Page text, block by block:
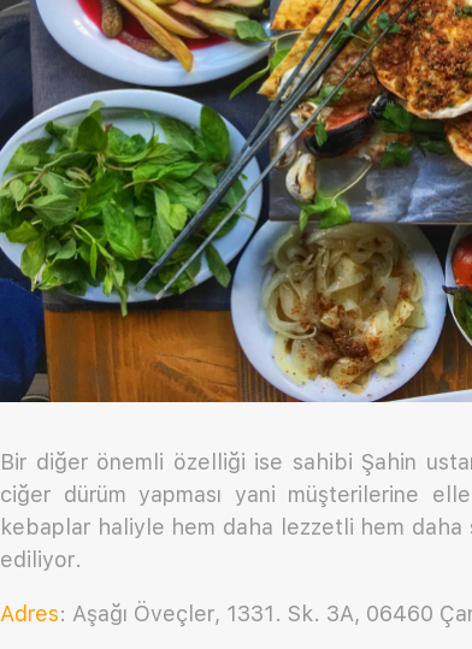
Bir diğer önemli özelliği ise sahibi Şahin
ciğer dürüm yapması yani müşterilerine
kebaplar haliyle hem daha lezzetli hem daha
ediliyor.
Adres: Aşağı Öveçler, 1331. Sk. 3A, 06460